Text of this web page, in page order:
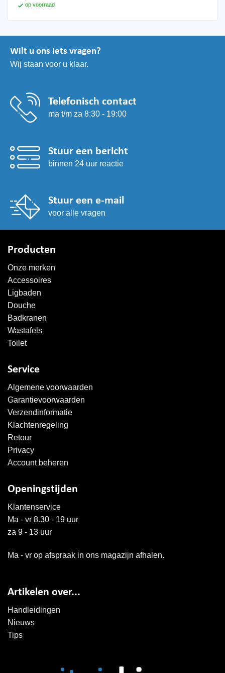
op voorraad
Wilt u ons iets vragen?
Wij staan voor u klaar.
Telefonisch contact
ma t/m za 8:30 - 19:00
Stuur een bericht
binnen 24 uur reactie
Stuur een e-mail
voor alle vragen
Producten
Onze merken
Accessoires
Ligbaden
Douche
Badkranen
Wastafels
Toilet
Service
Algemene voorwaarden
Garantievoorwaarden
Verzendinformatie
Klachtenregeling
Retour
Privacy
Account beheren
Openingstijden
Klantenservice
Ma - vr 8.30 - 19 uur
za 9 - 13 uur
Ma - vr op afspraak in ons magazijn afhalen.
Artikelen over...
Handleidingen
Nieuws
Tips